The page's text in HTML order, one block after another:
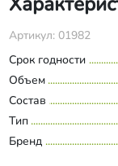
Артикул: 01982
Срок годности
Объем
Состав
Тип
Бренд